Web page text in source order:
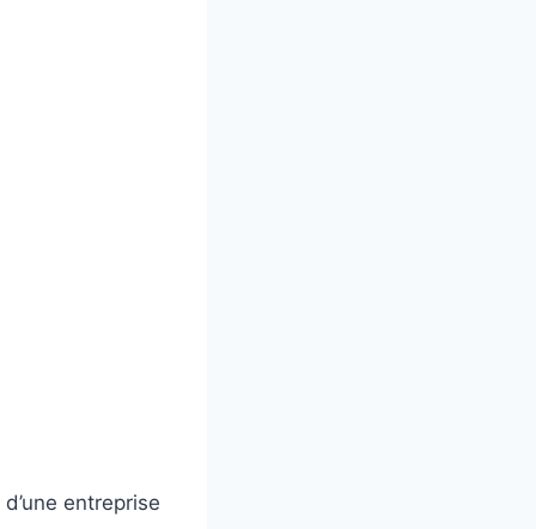
entreprise